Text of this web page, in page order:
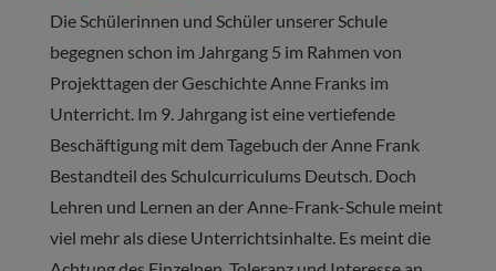
Die Schülerinnen und Schüler unserer Schule
begegnen schon im Jahrgang 5 im Rahmen von
Projekttagen der Geschichte Anne Franks im
Unterricht. Im 9. Jahrgang ist eine vertiefende
Beschäftigung mit dem Tagebuch der Anne Frank
Bestandteil des Schulcurriculums Deutsch. Doch
Lehren und Lernen an der Anne-Frank-Schule meint
viel mehr als diese Unterrichtsinhalte. Es meint die